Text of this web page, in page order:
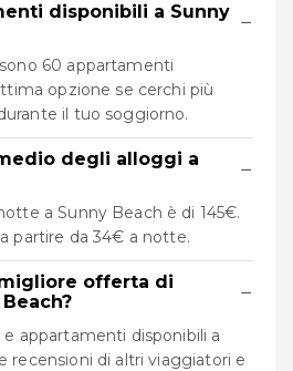
disponibili a Sunny −
60 appartamenti
opzione se cerchi più
il tuo soggiorno.
degli alloggi a
−
a Sunny Beach è di 145€.
partire da 34€ a notte.
offerta di
−
appartamenti disponibili a
recensioni di altri viaggiatori e